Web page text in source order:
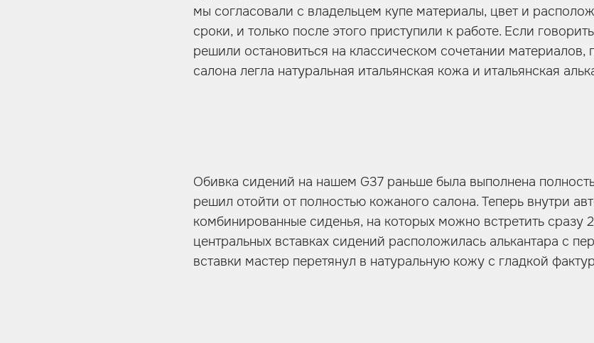
мы согласовали с владельцем купе материалы, цвет и
сроки, и только после этого приступили к работе. Если
решили остановиться на классическом сочетании материалов,
салона легла натуральная итальянская кожа и итальянская
Обивка сидений на нашем G37 раньше была выполнена
решил отойти от полностью кожаного салона. Теперь внутри
комбинированные сиденья, на которых можно встретить сразу
центральных вставках сидений расположилась алькантара с
вставки мастер перетянул в натуральную кожу с гладкой